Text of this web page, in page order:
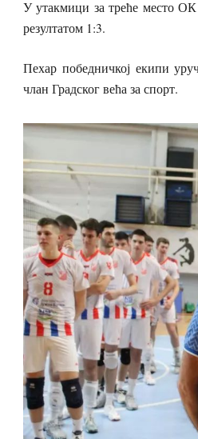
У утакмици за треће место
резултатом 1:3.
Пехар победничкој екипи
члан Градског већа за спорт.